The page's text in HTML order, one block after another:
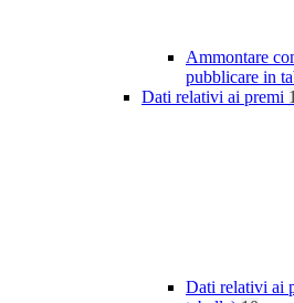
Ammontare
pubblicare in
Dati relativi ai premi
Dati relativi ai